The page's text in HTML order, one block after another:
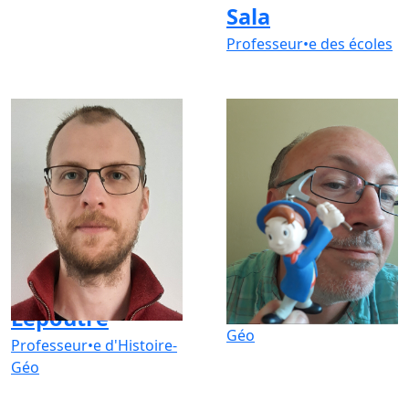
Sala
Professeur•e des écoles
Nicolas
Lepoutre
Professeur•e d'Histoire-
Géo
Olivier Joos
Professeur•e d'Histoire-
Géo